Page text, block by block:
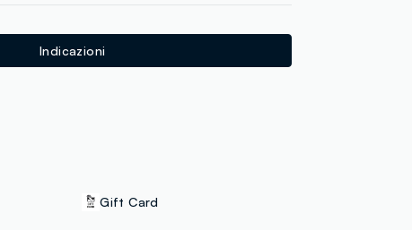
Indicazioni
Gift Card